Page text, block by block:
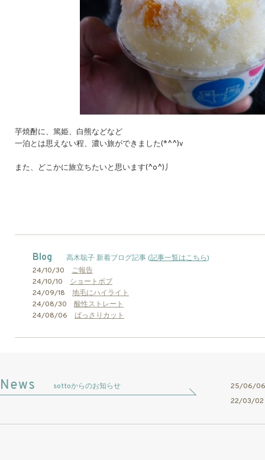
芋焼酎に、篤姫、白熊などなど
一泊とは思えない程、濃い旅ができました(*^^)v
また、どこかに旅立ちたいと思います(^o^)丿
Blog 高木聡子 新着ブログ記事 (記事一覧はこちら)
24/10/30 ご報告
24/10/10 ショートボブ
24/09/18 地毛にハイライト
24/08/30 酸性ストレート
24/08/06 ばっさりカット
sottoからのお知らせ
25/06/
22/03/